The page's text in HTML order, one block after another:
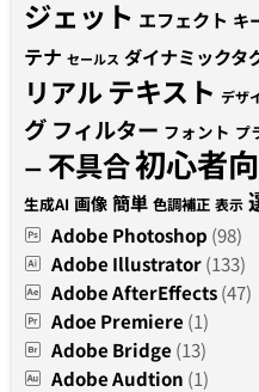
ジェット エフェクト キ
テナ セールス ダイナミックタ
リアルテキスト デザ
グ フィルター フォント プ
ー 不具合初心者
生成AI 画像 簡単 色調補正 表示
Adobe Photoshop (98)
Adobe Illustrator(133)
Adobe AfterEffects(47)
Adoe Premiere (1)
Adobe Bridge (13)
Adobe Audtion (1)